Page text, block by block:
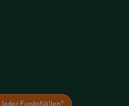
leder Funäsfjällen"